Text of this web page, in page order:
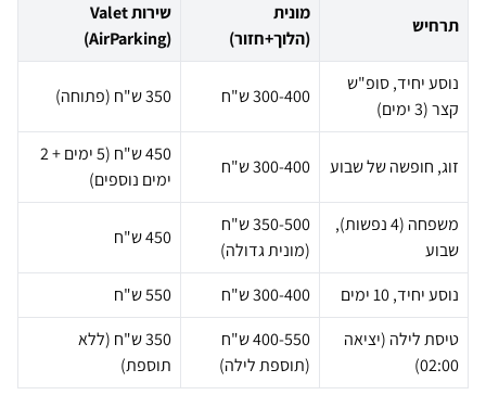
תרחיש
מונית
(הלוך+חזור)
שירות Valet
(AirParking)
נוסע יחיד, סופ"ש
קצר (3 ימים)
300-400 ש"ח 350 ש"ח (פתוחה)
זוג, חופשה של שבוע 300-400 ש"ח
450 ש"ח (5 ימים + 2
ימים נוספים)
משפחה (4 נפשות),
שבוע
350-500 ש"ח
(מונית גדולה)
450 ש"ח
נוסע יחיד, 10 ימים 300-400 ש"ח
550 ש"ח
טיסת לילה (יציאה
02:00)
400-550 ש"ח
(תוספת לילה)
350 ש"ח (ללא
תוספת)